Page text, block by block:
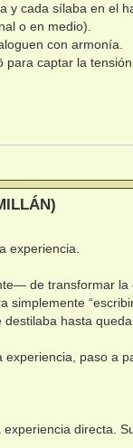
y cada sílaba en el
o en medio).
con armonía.
captar la
experiencia.
de transformar la
hasta
paso a
directa.